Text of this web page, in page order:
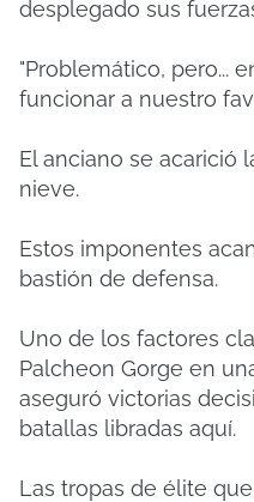
desplegado sus
"Problemático, pero...
funcionar a nuestro
El anciano se acarició
nieve.
Estos imponentes
bastión de defensa.
Uno de los factores
Palcheon Gorge en
aseguró victorias
batallas libradas aquí.
Las tropas de élite